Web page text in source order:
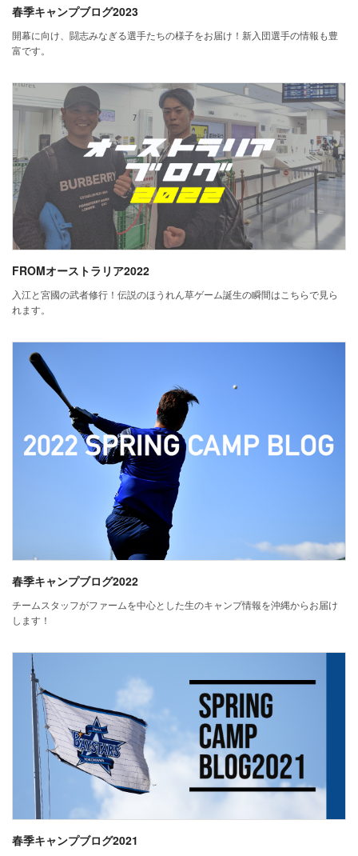
春季キャンプブログ2023
開幕に向け、闘志みなぎる選手たちの様子をお届け！新入団選手の情報も豊
富です。
FROMオーストラリア2022
入江と宮國の武者修行！伝説のほうれん草ゲーム誕生の瞬間はこちらで見ら
れます。
春季キャンプブログ2022
チームスタッフがファームを中心とした生のキャンプ情報を沖縄からお届け
します！
春季キャンプブログ2021